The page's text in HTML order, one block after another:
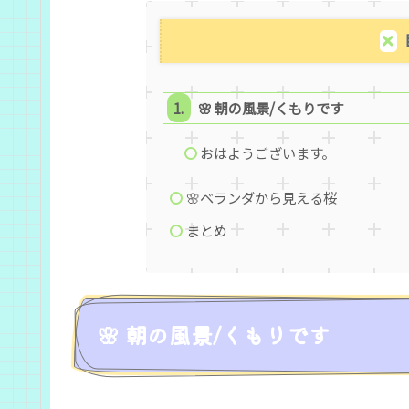
🌸 朝の風景/くもりです
おはようございます。
🌸ベランダから見える桜
まとめ
🌸 朝の風景/くもりです